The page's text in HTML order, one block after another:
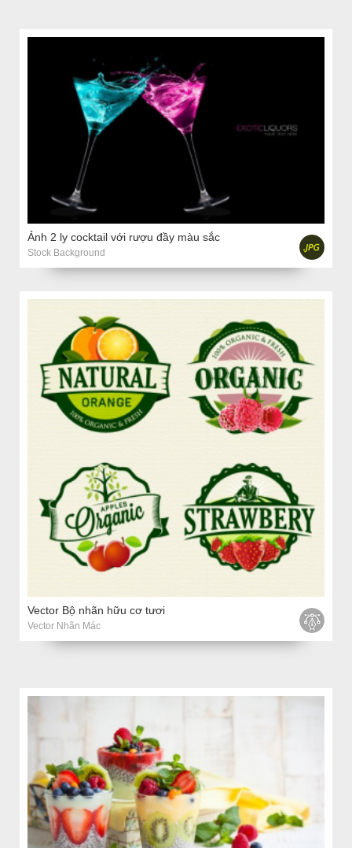
Ảnh 2 ly cocktail với rượu đầy màu sắc
Stock Background
Vector Bộ nhãn hữu cơ tươi
Vector Nhãn Mác